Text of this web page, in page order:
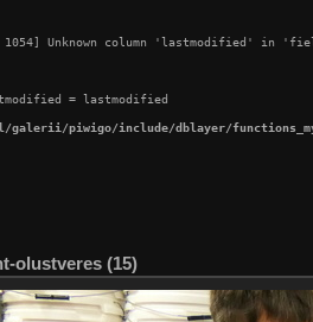
Unknown column 'lastmodified' in
= lastmodified
galerii/piwigo/include/dblayer/
olustveres (15)